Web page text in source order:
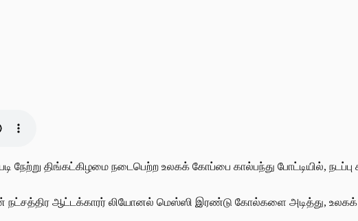
நேற்று திங்கட்கிழமை நடைபெற்ற உலகக் கோப்பை கால்பந்து போட்டியில்,
நட்சத்திர ஆட்டக்காரர் லியோனல் மெஸ்ஸி இரண்டு கோல்களை அடித்து, உலகக்